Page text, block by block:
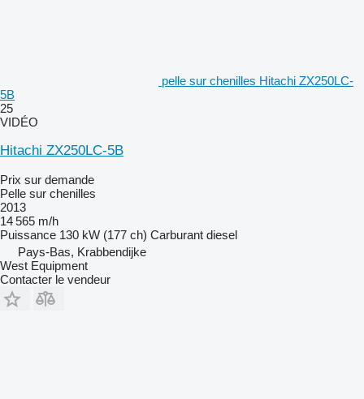
pelle sur chenilles Hitachi ZX250LC-
5B
25
VIDÉO
Hitachi ZX250LC-5B
Prix sur demande
Pelle sur chenilles
2013
14 565 m/h
Puissance 130 kW (177 ch) Carburant diesel
Pays-Bas, Krabbendijke
West Equipment
Contacter le vendeur